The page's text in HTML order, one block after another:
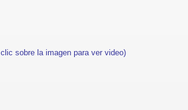
sobre la imagen para ver video)